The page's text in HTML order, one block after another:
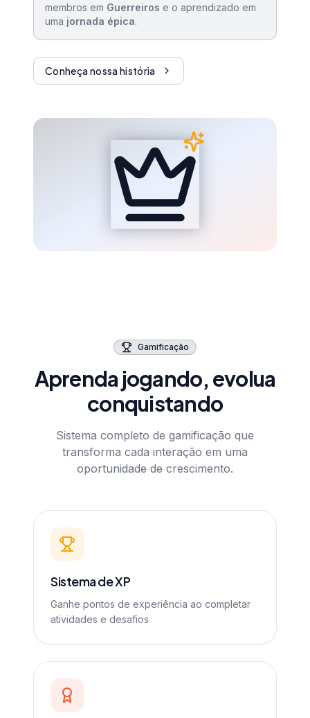
membros em Guerreiros e o aprendizado em
uma jornada épica.
Conheça nossa história
Gamificação
Aprenda jogando, evolua
conquistando
Sistema completo de gamificação que
transforma cada interação em uma
oportunidade de crescimento.
Sistema de XP
Ganhe pontos de experiência ao completar
atividades e desafios